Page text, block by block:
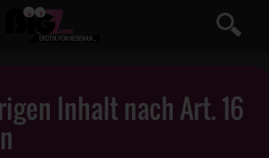
EROTIKVON NEBENAN ...
Inhalt nach Art. 16